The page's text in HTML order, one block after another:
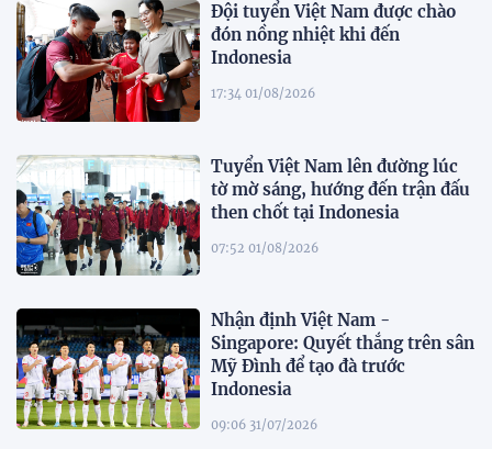
Đội tuyển Việt Nam được chào
đón nồng nhiệt khi đến
Indonesia
17:34 01/08/2026
Tuyển Việt Nam lên đường lúc
tờ mờ sáng, hướng đến trận đấu
then chốt tại Indonesia
07:52 01/08/2026
Nhận định Việt Nam -
Singapore: Quyết thắng trên sân
Mỹ Đình để tạo đà trước
Indonesia
09:06 31/07/2026